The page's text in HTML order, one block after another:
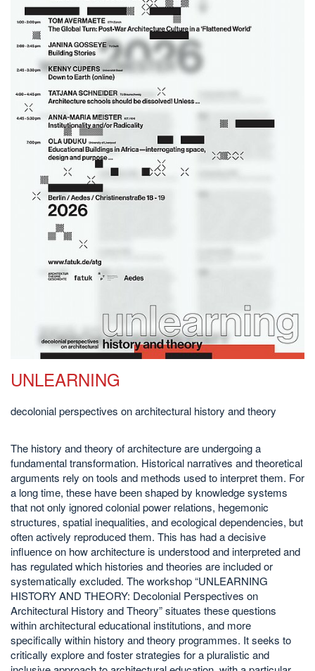
UNLEARNING
decolonial perspectives on architectural history and theory
The history and theory of architecture are undergoing a
fundamental transformation. Historical narratives and theoretical
arguments rely on tools and methods used to interpret them. For
a long time, these have been shaped by knowledge systems
that not only ignored colonial power relations, hegemonic
structures, spatial inequalities, and ecological dependencies, but
often actively reproduced them. This has had a decisive
influence on how architecture is understood and interpreted and
has regulated which histories and theories are included or
systematically excluded. The workshop “UNLEARNING
HISTORY AND THEORY: Decolonial Perspectives on
Architectural History and Theory” situates these questions
within architectural educational institutions, and more
specifically within history and theory programmes. It seeks to
critically explore and foster strategies for a pluralistic and